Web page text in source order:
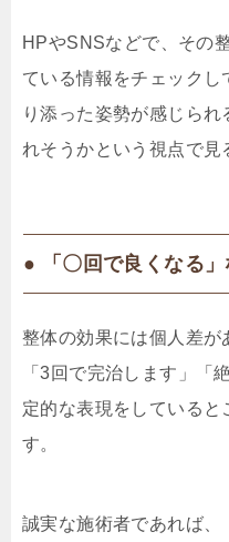
HPやSNSなどで、その
ている情報をチェック
り添った姿勢が感じら
れそうかという視点で見
● 「〇回で良くなる
整体の効果には個人差が
「3回で完治します」「
定的な表現をしている
す。
誠実な施術者であれば、